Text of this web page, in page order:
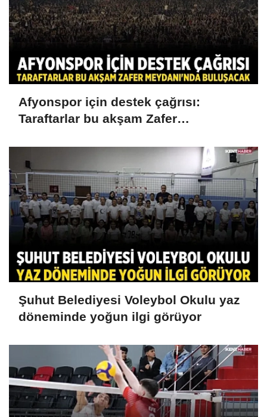
Afyonspor için destek çağrısı:
Taraftarlar bu akşam Zafer
Şuhut Belediyesi Voleybol Okulu yaz
döneminde yoğun ilgi görüyor